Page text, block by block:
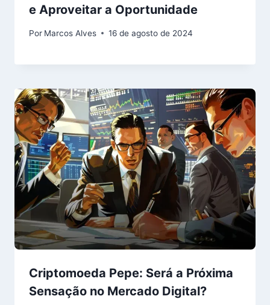
e Aproveitar a Oportunidade
Por Marcos Alves 16 de agosto de 2024
Criptomoeda Pepe: Será a Próxima
Sensação no Mercado Digital?